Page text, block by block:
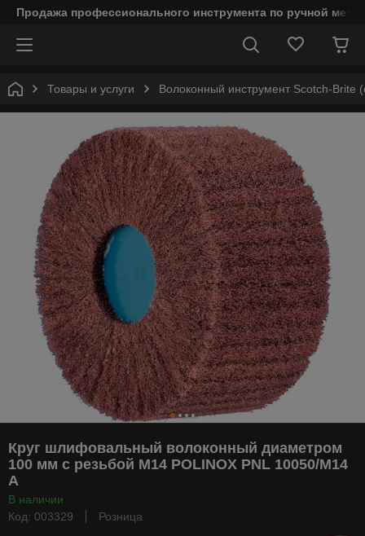
Продажа профессионального инструмента по ручной
Товары и услуги Волоконный инструмент Scotch-Brite
Круг шлифовальный волоконный диаметром
100 мм с резьбой М14 POLINOX PNL 10050/М14
A
В наличии
Код: 003329
Розница